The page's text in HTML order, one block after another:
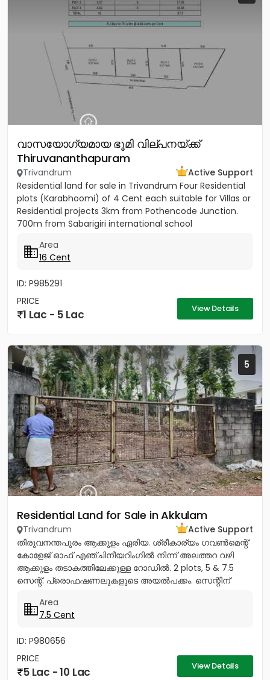
വാസയോഗ്യമായ ഭൂമി വില്പനയ്ക്ക്
Thiruvananthapuram
Trivandrum
Active Support
Residential land for sale in Trivandrum Four Residential
plots (Karabhoomi) of 4 Cent each suitable for Villas or
Residential projects 3km from Pothencode Junction.
700m from Sabarigiri international school
Area
16 Cent
ID: P985291
PRICE
1 Lac - 5 Lac View Details
5
Residential Land for Sale in Akkulam
Trivandrum
Active Support
തിരുവനന്തപുരം ആക്കുളം ഏരിയ. ശ്രീകാര്യം ഗവൺമെന്റ്
കോളേജ് ഓഫ് എഞ്ചിനീയറിംഗിൽ നിന്ന് അലത്തറ വഴി
ആക്കുളം തടാകത്തിലേക്കുള്ള റോഡിൽ. 2 plots, 5 & 7.5
സെന്റ്. പ്രൊഫഷണലുകളുടെ അയൽപക്കം. സെന്റിന്
Area
7.5 Cent
ID: P980656
PRICE
5 Lac - 10 Lac View Details